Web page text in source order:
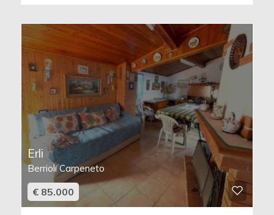
Erli
Berrioli Carpeneto
€ 85.000